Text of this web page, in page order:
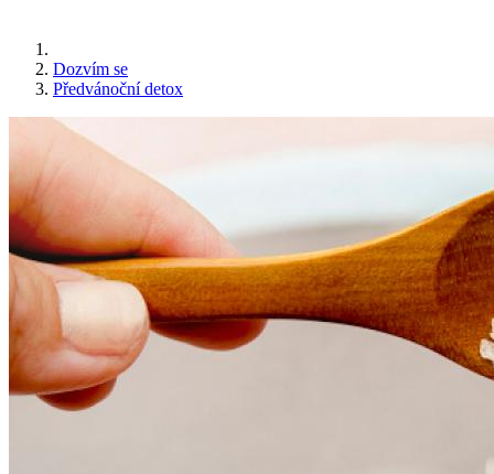
Dozvím se
Předvánoční detox